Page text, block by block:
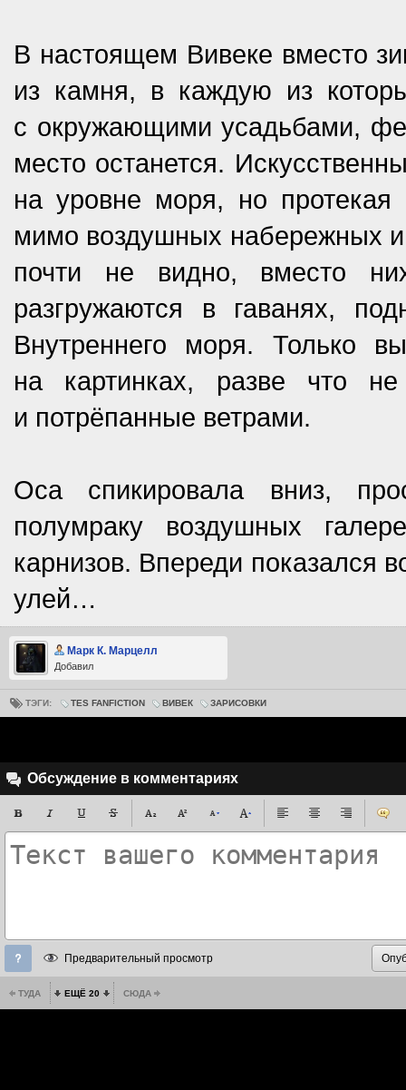
В настоящем Вивеке вместо
из камня, в каждую из
с окружающими усадьбами,
место останется.
на уровне моря, но
мимо воздушных набережных
почти не видно, вместо
разгружаются в гаванях,
Внутреннего моря. Только
на картинках, разве что
и потрёпанные ветрами.
Оса спикировала вниз,
полумраку воздушных
карнизов. Впереди показался
улей…
Марк К. Марцелл
Добавил
ТЭГИ: TES FANFICTION ВИВЕК ЗАРИСОВКИ
Обсуждение в комментариях
Предварительный просмотр
ТУДА ЕЩЁ 20 СЮДА